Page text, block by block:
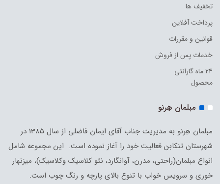
تخفیف ها
پرداخت آفلاین
قوانین و مقررات
خدمات پس از فروش
24 ماه گارانتی
محصول
مبلمان هِرنو
مبلمان هِرنو به مدیریت جناب آقای ایمان فاضلی از سال 1385 در
شهرستان تنکابن فعالیت خود را آغاز نموده است. این مجموعه شامل
انواع مبلمان(راحتی، مدرن، آوانگارد، نئو کلاسیک وکلاسیک)، میزنهار
خوری و سرویس خواب با تنوع بالای پارچه و رنگ چوب است.